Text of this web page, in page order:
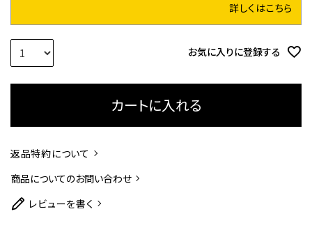
詳しくはこちら
お気に入りに登録する
カートに入れる
返品特約について
商品についてのお問い合わせ
レビューを書く